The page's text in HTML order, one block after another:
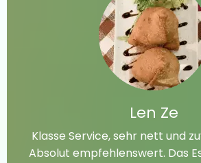
Len Ze
Klasse Service, sehr nett und
Absolut empfehlenswert. Das